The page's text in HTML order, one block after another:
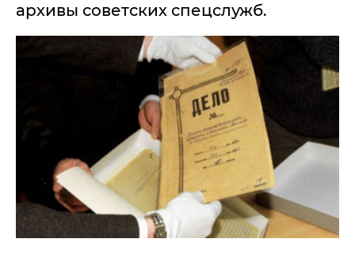
архивы советских спецслужб.